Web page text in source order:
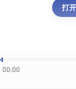
孟岩说「不在
有知有行是最
我想这是这期
打
00:00